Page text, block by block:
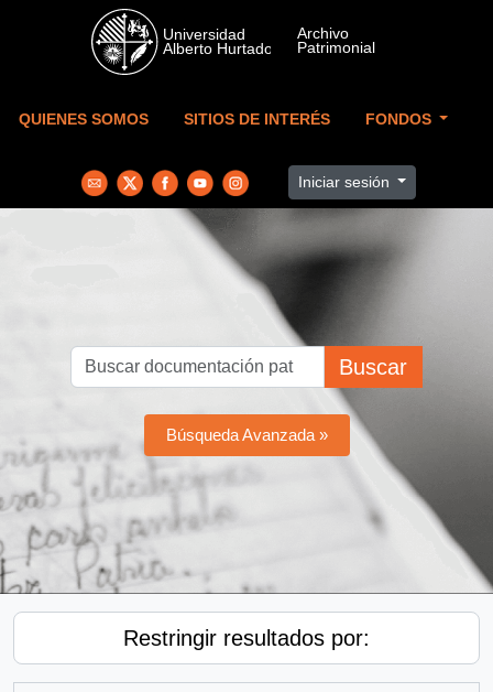
Skip to main content
QUIENES SOMOS SITIOS DE INTERÉS FONDOS
Iniciar sesión
Buscar
Búsqueda Avanzada »
Restringir resultados por: